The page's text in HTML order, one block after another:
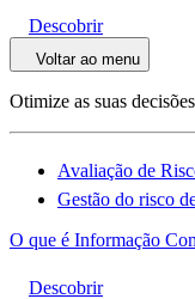
Descobrir
Voltar ao menu
Otimize as suas
Avaliação de
Gestão do risco
O que é Informação
Descobrir